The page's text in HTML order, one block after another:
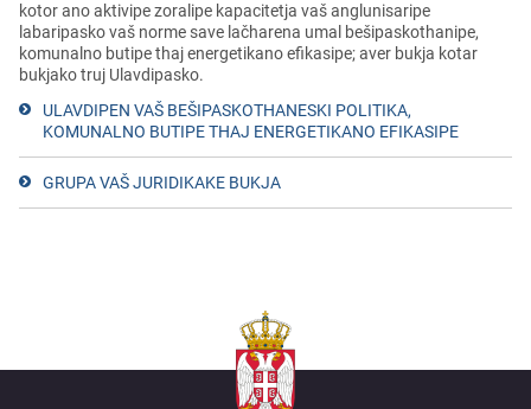
kotor ano aktivipe zoralipe kapacitetja vaš anglunisaripe
labaripasko vaš norme save lačharena umal bešipaskothanipe,
komunalno butipe thaj energetikano efikasipe; aver bukja kotar
bukjako truj Ulavdipasko.
ULAVDIPEN VAŠ BEŠIPASKOTHANESKI POLITIKA,
KOMUNALNO BUTIPE THAJ ENERGETIKANO EFIKASIPE
GRUPA VAŠ JURIDIKAKE BUKJA